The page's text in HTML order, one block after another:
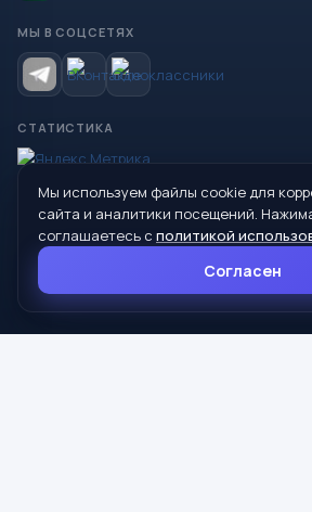
МЫ В СОЦСЕТЯХ
СТАТИСТИКА
© 2026 Управление образования
Сухой Лог
624800, Свердловская область, г. Сухой
8 (34373) 4-33-85
Мы используем файлы cookie для
сайта и аналитики посещений.
соглашаетесь с политикой
Согласен